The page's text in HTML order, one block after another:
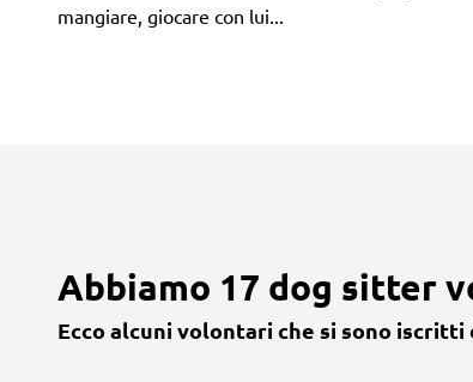
mangiare, giocare con lui...
Abbiamo 17 dog sitter
Ecco alcuni volontari che si sono iscritti